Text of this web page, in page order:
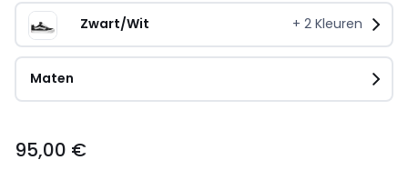
Zwart/Wit + 2 Kleuren
Maten
€.
95,00 €